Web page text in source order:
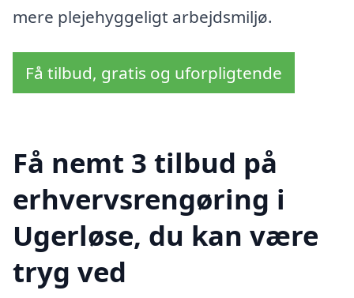
mere plejehyggeligt arbejdsmiljø.
Få tilbud, gratis og uforpligtende
Få nemt 3 tilbud på
erhvervsrengøring i
Ugerløse, du kan være
tryg ved